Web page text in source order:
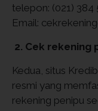
telepon: (021) 384
Email:
2. Cek rekening
Kedua, situs
resmi yang
rekening penipu